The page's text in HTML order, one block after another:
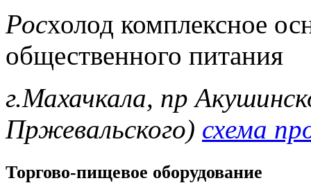
Росхолод комплексное
общественного питания
г.Махачкала, пр
Пржевальского) схема
Торгово-пищевое оборудование